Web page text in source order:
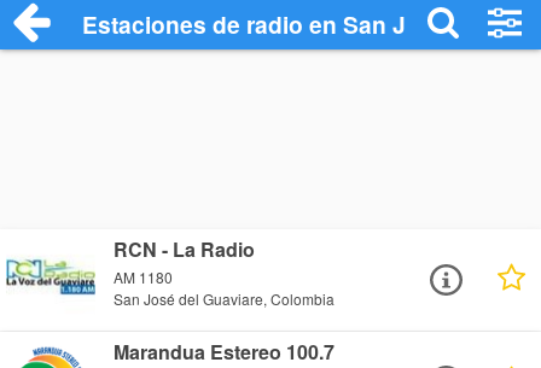
Estaciones de radio en San José del
RCN - La Radio
AM 1180
San José del Guaviare, Colombia
Marandua Estereo 100.7